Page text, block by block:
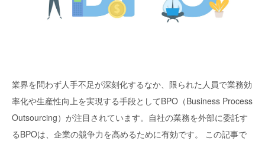
業界を問わず人手不足が深刻化するなか、限られた人員で業務効
率化や生産性向上を実現する手段としてBPO（Business Process
Outsourcing）が注目されています。自社の業務を外部に委託す
るBPOは、企業の競争力を高めるために有効です。 この記事で